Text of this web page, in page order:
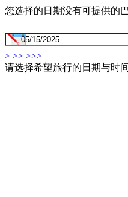
您选择的日期没有可提供的
> >> >>>
请选择希望旅行的日期与时间